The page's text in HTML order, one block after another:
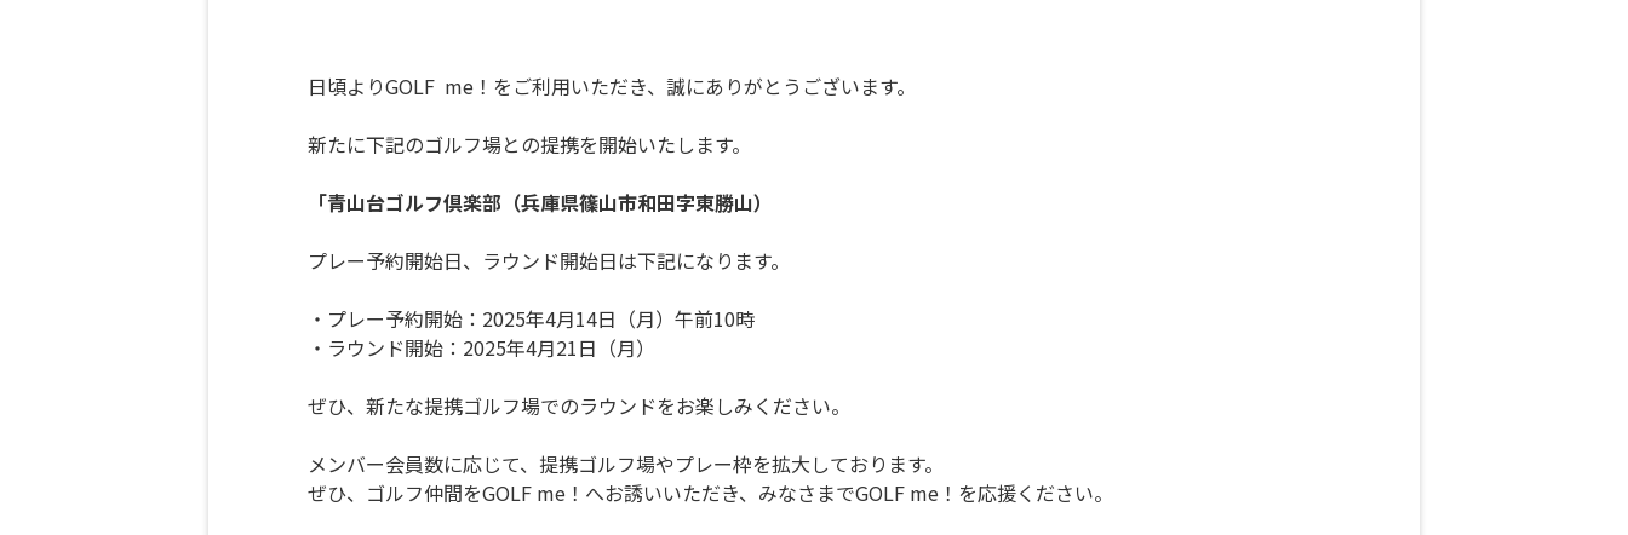
日頃よりGOLF me！をご利用いただき、誠にありがとうございます。
新たに下記のゴルフ場との提携を開始いたします。
「青山台ゴルフ倶楽部（兵庫県篠山市和田字東勝山）
プレー予約開始日、ラウンド開始日は下記になります。
・プレー予約開始：2025年4月14日（月）午前10時
・ラウンド開始：2025年4月21日（月）
ぜひ、新たな提携ゴルフ場でのラウンドをお楽しみください。
メンバー会員数に応じて、提携ゴルフ場やプレー枠を拡大しております。
ぜひ、ゴルフ仲間をGOLF me！へお誘いいただき、みなさまでGOLF me！を応援ください。